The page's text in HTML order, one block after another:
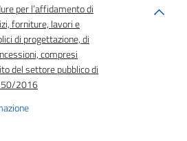
per l’affidamento di
forniture, lavori e
di progettazione, di
compresi
del settore pubblico di
50/2016